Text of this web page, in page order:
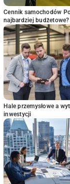
Cennik samochodów
najbardziej budżetowe?
Hale przemysłowe a
inwestycji